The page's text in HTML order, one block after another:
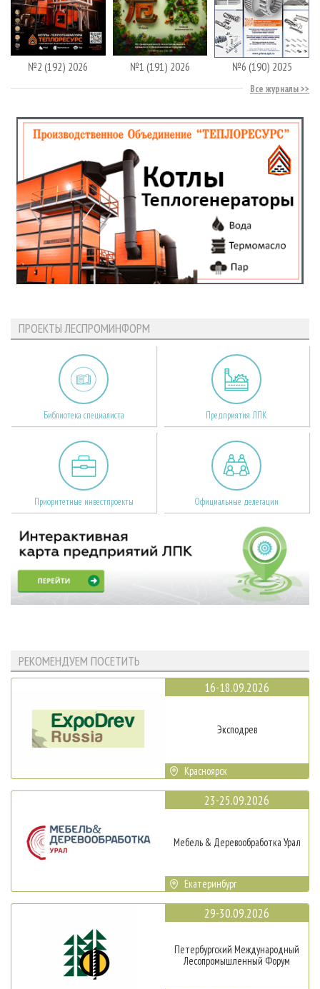
№2 (192) 2026 №1 (191) 2026 №6 (190) 2025
Все журналы
ПРОЕКТЫ ЛЕСПРОМИНФОРМ
Библиотека специалиста Предприятия ЛПК
Приоритетные инвестпроекты Официальные делегации
РЕКОМЕНДУЕМ ПОСЕТИТЬ
16-18.09.2026
Эксподрев
Красноярск
23-25.09.2026
Мебель & Деревообработка Урал
Екатеринбург
29-30.09.2026
Петербургский Международный
Лесопромышленный Форум